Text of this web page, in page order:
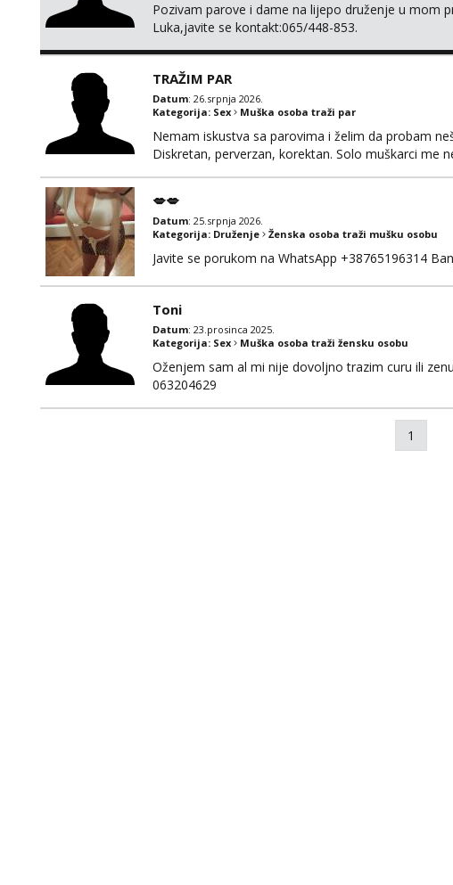
Pozivam parove i dame na lijepo druženje u mom
Luka,javite se kontakt:065/448-853.
TRAŽIM PAR
Datum: 26.srpnja 2026.
Kategorija: Sex Muška osoba traži par
Nemam iskustva sa parovima i želim da probam
Diskretan, perverzan, korektan. Solo muškarci me
💋💋
Datum: 25.srpnja 2026.
Kategorija: Druženje Ženska osoba traži mušku osobu
Javite se porukom na WhatsApp +38765196314
Toni
Datum: 23.prosinca 2025.
Kategorija: Sex Muška osoba traži žensku osobu
Oženjem sam al mi nije dovoljno trazim curu ili
063204629
1